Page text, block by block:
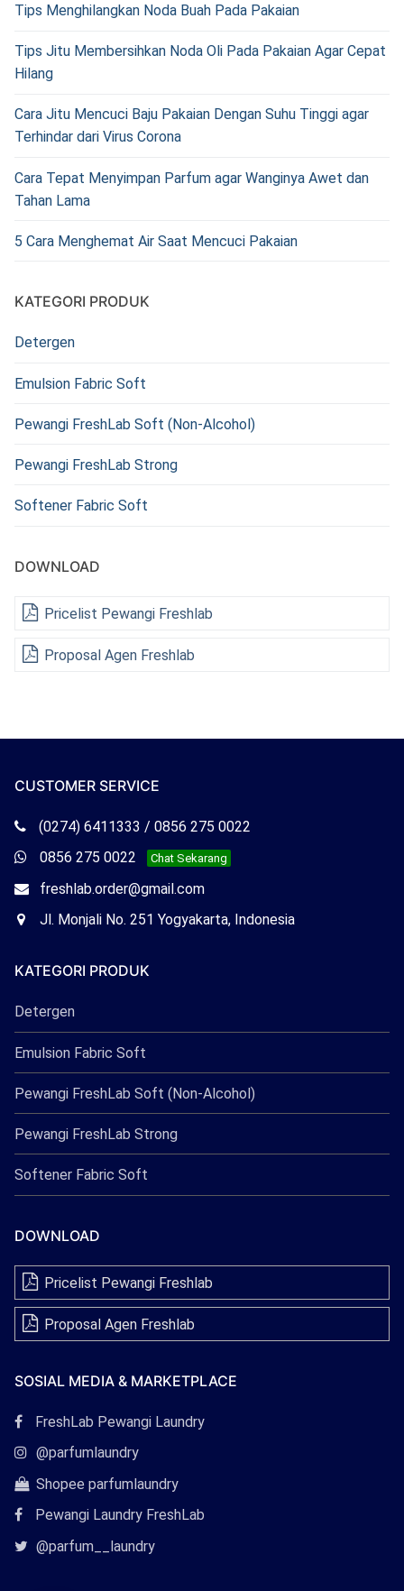
Tips Menghilangkan Noda Buah Pada Pakaian
Tips Jitu Membersihkan Noda Oli Pada Pakaian Agar Cepat
Hilang
Cara Jitu Mencuci Baju Pakaian Dengan Suhu Tinggi agar
Terhindar dari Virus Corona
Cara Tepat Menyimpan Parfum agar Wanginya Awet dan
Tahan Lama
5 Cara Menghemat Air Saat Mencuci Pakaian
KATEGORI PRODUK
Detergen
Emulsion Fabric Soft
Pewangi FreshLab Soft (Non-Alcohol)
Pewangi FreshLab Strong
Softener Fabric Soft
DOWNLOAD
Pricelist Pewangi Freshlab
Proposal Agen Freshlab
CUSTOMER SERVICE
Telepon
Freshlab
(0274) 6411333 / 0856 275 0022
Whatsapp
Freshlab
0856 275 0022 Chat Sekarang
Email
Freshlab
freshlab.order@gmail.com
OfficeJl. Monjali No. 251 Yogyakarta, Indonesia
KATEGORI PRODUK
Detergen
Emulsion Fabric Soft
Pewangi FreshLab Soft (Non-Alcohol)
Pewangi FreshLab Strong
Softener Fabric Soft
DOWNLOAD
Pricelist Pewangi Freshlab
Proposal Agen Freshlab
SOSIAL MEDIA & MARKETPLACE
Tautan
Facebook
FreshLab Pewangi Laundry
Tautan
Instagram
@parfumlaundry
Tautan
Shopee
Shopee parfumlaundry
Pewangi Laundry FreshLab
Tautan@parfum__laundry